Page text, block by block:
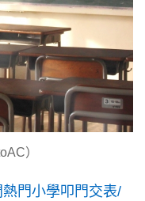
）
門小學叩門交表/